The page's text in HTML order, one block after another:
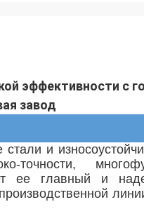
эффективности с
завод
и
точности,
ее главный и